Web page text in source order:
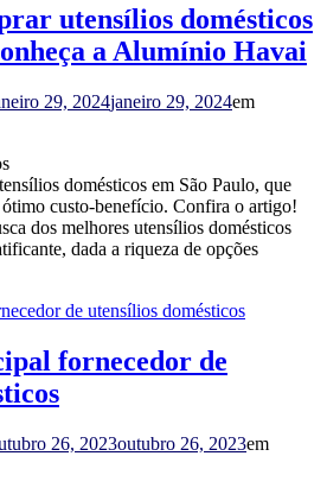
utensílios domésticos
a Alumínio Havai
29, 2024janeiro 29, 2024em
domésticos em São Paulo, que
custo-benefício. Confira o artigo!
dos melhores utensílios domésticos
dada a riqueza de opções
fornecedor de
26, 2023outubro 26, 2023em